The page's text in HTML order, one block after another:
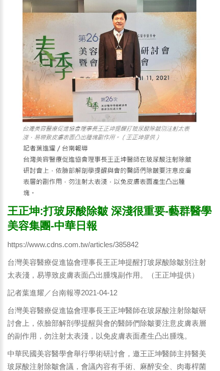
王正坤:打玻尿酸除皺 深淺很重要-藝群醫學
美容集團-中華日報
https://www.cdns.com.tw/articles/385842
台灣美容醫療促進協會理事長王正坤提醒打玻尿酸除皺別注射
太表淺，易導致皮膚表面凸出腫塊副作用。（王正坤提供）
記者葉進耀／台南報導2021-04-12
台灣美容醫療促進協會理事長王正坤醫師在玻尿酸注射除皺研
討會上，依臉部解剖學提醒與會的醫師們除皺要注意皮膚表層
的副作用，勿注射太表淺，以免皮膚表面產生凸出腫塊。
中華民國美容醫學會舉行學術研討會，邀王正坤醫師主持醫美
玻尿酸注射除皺會議，會議內容有手術、麻醉安全、肉毒桿菌